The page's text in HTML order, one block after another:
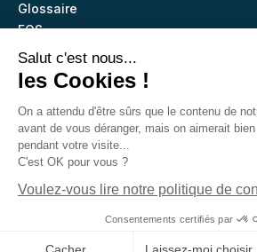
Salut c'est nous...
les Cookies !
On a attendu d'être sûrs que le contenu de
avant de vous déranger, mais on aimerait
pendant votre visite...
C'est OK pour vous ?
Voulez-vous lire notre politique de
Consentements certifiés par
Glossaire
FOS
Contact
Mentions légales
CGV-U
@2024 RENOLIB All Rights Reserved.